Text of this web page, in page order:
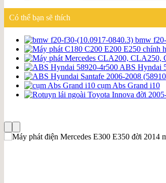
Có thể bạn sẽ thích
bmw
ABS Hyndai
cụm Abs Grand i10